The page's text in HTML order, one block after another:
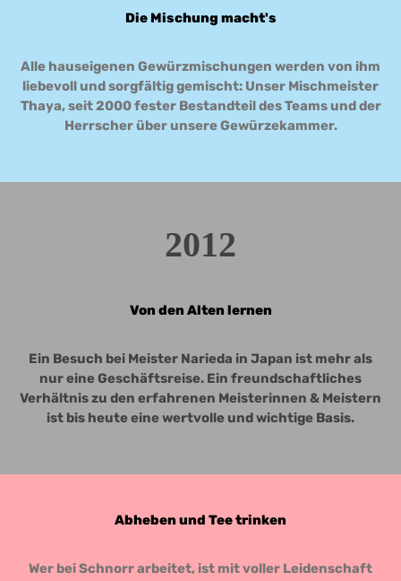
Die Mischung macht's
Alle hauseigenen Gewürzmischungen werden von ihm
liebevoll und sorgfältig gemischt: Unser Mischmeister
Thaya, seit 2000 fester Bestandteil des Teams und der
Herrscher über unsere Gewürzekammer.
2012
Von den Alten lernen
Ein Besuch bei Meister Narieda in Japan ist mehr als
nur eine Geschäftsreise. Ein freundschaftliches
Verhältnis zu den erfahrenen Meisterinnen & Meistern
ist bis heute eine wertvolle und wichtige Basis.
Abheben und Tee trinken
Wer bei Schnorr arbeitet, ist mit voller Leidenschaft